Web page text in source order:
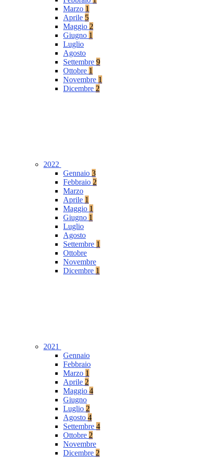
Marzo 1
Aprile 5
Maggio 2
Giugno 1
Luglio
Agosto
Settembre 9
Ottobre 1
Novembre 1
Dicembre 2
2022
Gennaio 3
Febbraio 2
Marzo
Aprile 1
Maggio 1
Giugno 1
Luglio
Agosto
Settembre 1
Ottobre
Novembre
Dicembre 1
2021
Gennaio
Febbraio
Marzo 1
Aprile 2
Maggio 4
Giugno
Luglio 2
Agosto 4
Settembre 4
Ottobre 2
Novembre
Dicembre 2